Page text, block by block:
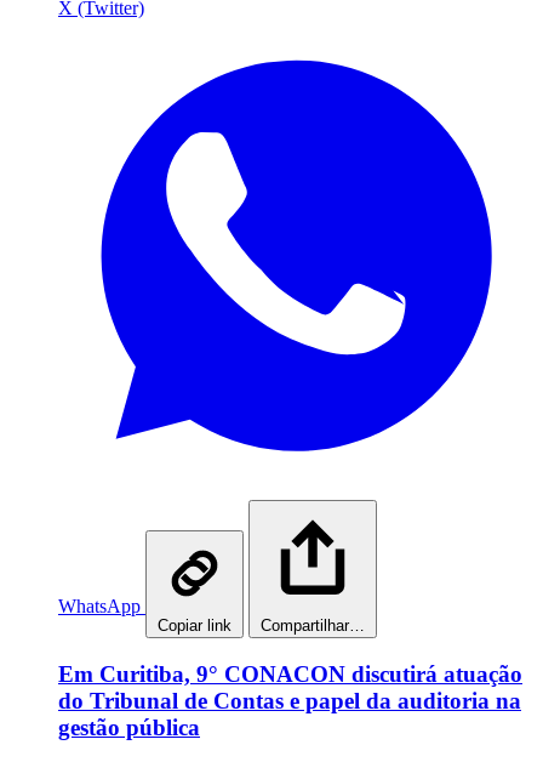
X (Twitter)
WhatsApp
Copiar link Compartilhar…
Em Curitiba, 9° CONACON discutirá atuação
do Tribunal de Contas e papel da auditoria na
gestão pública